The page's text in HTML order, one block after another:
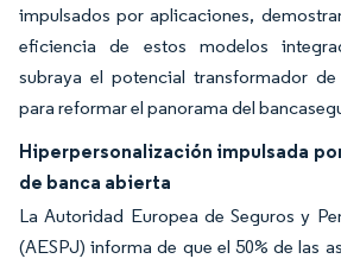
impulsados por aplicaciones,
eficiencia de estos modelos
subraya el potencial transformador
para reformar el panorama del
Hiperpersonalización impulsada
de banca abierta
La Autoridad Europea de Seguros y
(AESPJ) informa de que el 50% de las